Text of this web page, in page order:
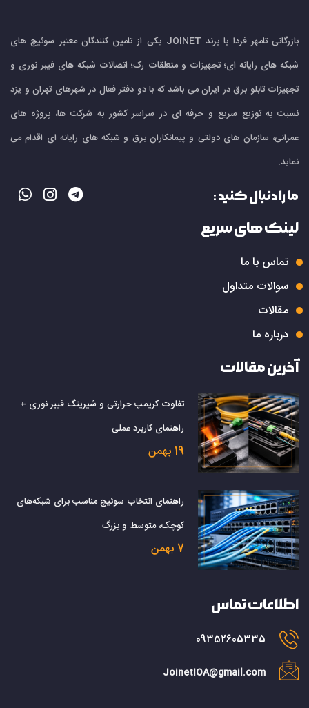
بازرگانی تامهر فردا با برند JOINET یکی از تامین کنندگان معتبر سوئیچ های
شبکه های رایانه ای؛ تجهیزات و متعلقات رک؛ اتصالات شبکه های فیبر نوری و
تجهیزات تابلو برق در ایران می باشد که با دو دفتر فعال در شهرهای تهران و یزد
نسبت به توزیع سریع و حرفه ای در سراسر کشور به شرکت ها، پروژه های
عمرانی، سازمان های دولتی و پیمانکاران برق و شبکه های رایانه ای اقدام می
نماید.
ما را دنبال کنید :
لینک های سریع
تماس با ما
سوالات متداول
مقالات
درباره ما
آخرین مقالات
تفاوت کریمپ حرارتی و شیرینگ فیبر نوری +
راهنمای کاربرد عملی
19 بهمن
راهنمای انتخاب سوئیچ مناسب برای شبکه‌های
کوچک، متوسط و بزرگ
7 بهمن
اطلاعات تماس
09352605335
JoinetIOA@gmail.com